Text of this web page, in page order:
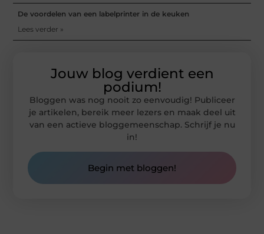
De voordelen van een labelprinter in de keuken
Lees verder »
Jouw blog verdient een
podium!
Bloggen was nog nooit zo eenvoudig! Publiceer
je artikelen, bereik meer lezers en maak deel uit
van een actieve bloggemeenschap. Schrijf je nu
in!
Begin met bloggen!